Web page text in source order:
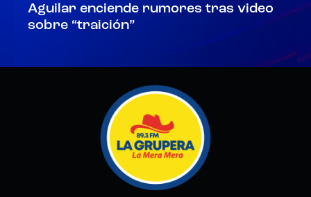
Aguilar enciende rumores tras video
sobre “traición”